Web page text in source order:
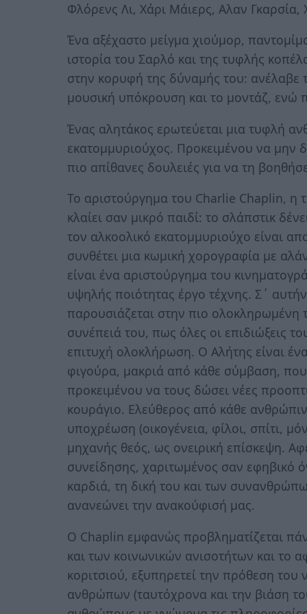
Φλόρενς Λι, Χάρι Μάιερς, Αλαν Γκαρσία,
Ένα αξέχαστο μείγμα χιούμορ,
ιστορία του Σαρλό και της τυφλής
στην κορυφή της δύναμής του: ανέλαβε
μουσική υπόκρουση και το μοντάζ, ενώ
Ένας αλητάκος ερωτεύεται μια τυφλή
εκατομμυριούχος. Προκειμένου να μην
πιο απίθανες δουλειές για να τη
Το αριστούργημα του Charlie Chaplin, η
κλαίει σαν μικρό παιδί: το σλάπστικ
τον αλκοολικό εκατομμυριούχο είναι
συνθέτει μια κωμική χορογραφία με
είναι ένα αριστούργημα του
υψηλής ποιότητας έργο τέχνης. Σ΄
παρουσιάζεται στην πιο ολοκληρωμένη
συνέπειά του, πως όλες οι επιδιώξεις
επιτυχή ολοκλήρωση. Ο Αλήτης είναι
φιγούρα, μακριά από κάθε σύμβαση,
προκειμένου να τους δώσει νέες
κουράγιο. Ελεύθερος από κάθε
υποχρέωση (οικογένεια, φίλοι, σπίτι,
μηχανής θεός, ως ονειρική επίσκεψη.
συνείδησης, χαριτωμένος σαν εφηβικό
καρδιά, τη δική του και των
ανανεώνει την ανακούφισή μας.
Ο Chaplin εμφανώς προβληματίζεται
και των κοινωνικών ανισοτήτων και το
κοριτσιού, εξυπηρετεί την πρόθεση
ανθρώπων (ταυτόχρονα και την βιάση